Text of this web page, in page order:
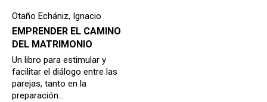
Otaño Echániz, Ignacio
EMPRENDER EL CAMINO
DEL MATRIMONIO
Un libro para estimular y
facilitar el diálogo entre las
parejas, tanto en la
preparación…